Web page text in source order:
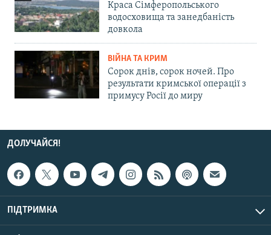
Краса Сімферопольського
водосховища та занедбаність
довкола
ВІЙНА ТА КРИМ
Сорок днів, сорок ночей. Про
результати кримської операції з
примусу Росії до миру
ДОЛУЧАЙСЯ!
ПІДТРИМКА